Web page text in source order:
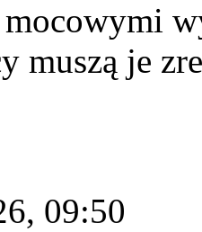
muszą je
09:50